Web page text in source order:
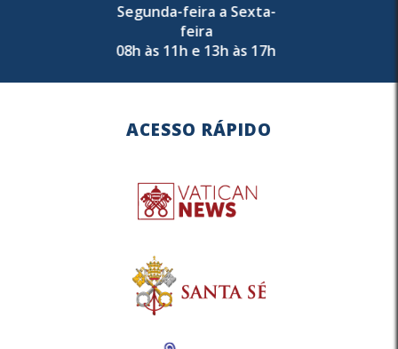
Segunda-feira a Sexta-
feira
08h às 11h e 13h às 17h
ACESSO RÁPIDO